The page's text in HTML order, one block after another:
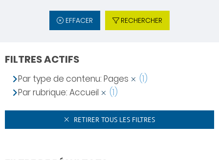
EFFACER RECHERCHER
FILTRES ACTIFS
Par type de contenu: Pages
(1)
Par rubrique: Accueil
(1)
RETIRER TOUS LES FILTRES